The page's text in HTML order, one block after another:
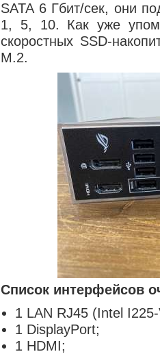
SATA 6 Гбит/сек, они
1, 5, 10. Как уже
скоростных SSD-
М.2.
Список интерфейсов
1 LAN RJ45 (Intel
1 DisplayPort;
1 HDMI;